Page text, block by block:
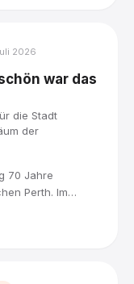
2026
war das
die Stadt
der
70 Jahre
Perth. Im
Presse,